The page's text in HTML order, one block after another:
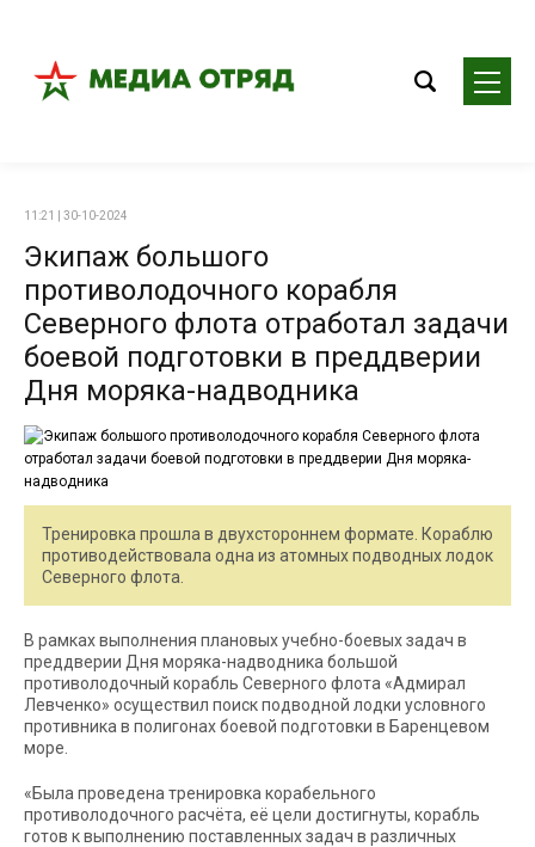
11:21 | 30-10-2024
Экипаж большого
противолодочного корабля
Северного флота отработал задачи
боевой подготовки в преддверии
Дня моряка-надводника
Тренировка прошла в двухстороннем формате. Кораблю
противодействовала одна из атомных подводных лодок
Северного флота.
В рамках выполнения плановых учебно-боевых задач в
преддверии Дня моряка-надводника большой
противолодочный корабль Северного флота «Адмирал
Левченко» осуществил поиск подводной лодки условного
противника в полигонах боевой подготовки в Баренцевом
море.
«Была проведена тренировка корабельного
противолодочного расчёта, её цели достигнуты, корабль
готов к выполнению поставленных задач в различных